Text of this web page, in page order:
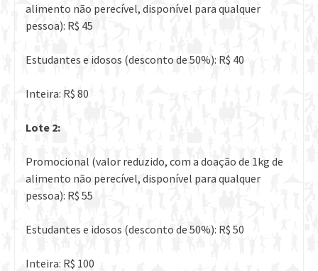
alimento não perecível, disponível para qualquer
pessoa): R$ 45
Estudantes e idosos (desconto de 50%): R$ 40
Inteira: R$ 80
Lote 2:
Promocional (valor reduzido, com a doação de 1kg de
alimento não perecível, disponível para qualquer
pessoa): R$ 55
Estudantes e idosos (desconto de 50%): R$ 50
Inteira: R$ 100